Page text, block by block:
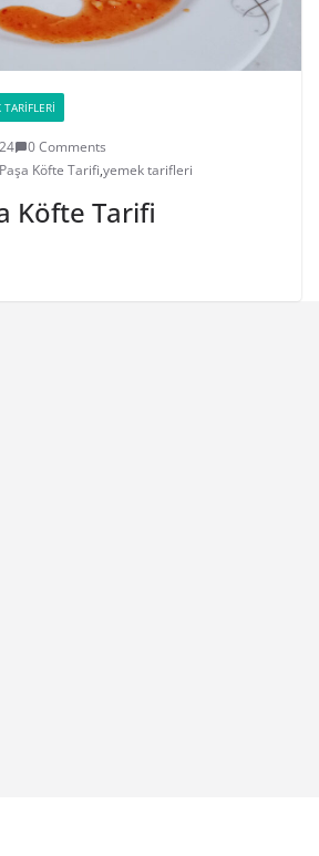
0 Comments
Köfte Tarifi,yemek tarifleri
Köfte Tarifi